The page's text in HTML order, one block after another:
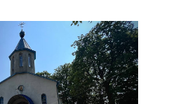
богослужіння підносилися
в Україні, за воїнів, які